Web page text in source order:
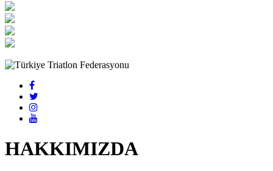
HAKKIMIZDA